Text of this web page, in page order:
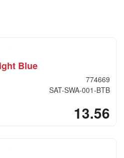
Blue
774669
SAT-SWA-001-BTB
13.56